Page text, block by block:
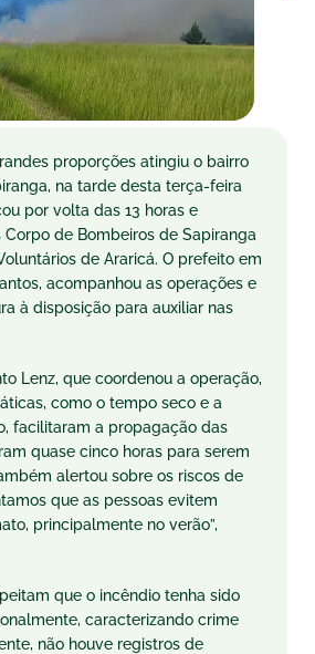
proporções atingiu o bairro
na tarde desta terça-feira
por volta das 13 horas e
de Bombeiros de Sapiranga
de Araricá. O prefeito em
acompanhou as operações e
à disposição para auxiliar nas
Lenz, que coordenou a operação,
como o tempo seco e a
facilitaram a propagação das
quase cinco horas para serem
alertou sobre os riscos de
que as pessoas evitem
principalmente no verão”,
que o incêndio tenha sido
caracterizando crime
não houve registros de